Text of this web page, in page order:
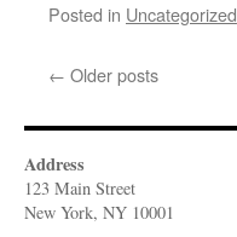
Posted in Uncategorized
← Older posts
Address
123 Main Street
New York, NY 10001